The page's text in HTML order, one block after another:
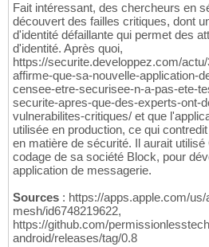
Fait intéressant, des chercheurs en
découvert des failles critiques, dont
d'identité défaillante qui permet des
d'identité. Après quoi,
https://securite.developpez.com/
affirme-que-sa-nouvelle-application-
censee-etre-securisee-n-a-pas-ete-
securite-apres-que-des-experts-ont-
vulnerabilites-critiques/ et que
utilisée en production, ce qui
en matière de sécurité. Il aurait
codage de sa société Block, pour
application de messagerie.
Sources : https://apps.apple.com/us/
mesh/id6748219622,
https://github.com/
android/releases/tag/0.8